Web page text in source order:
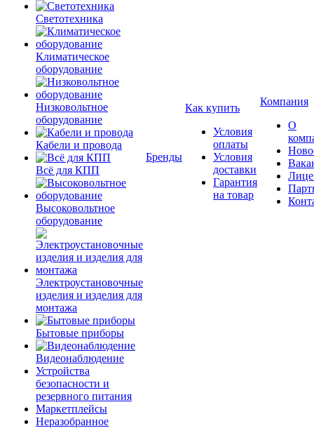
Светотехника
Климатическое
оборудование
Низковольтное
оборудование
Кабели и провода
Всё для КПП
Высоковольтное
оборудование
Электроустановочные
изделия и изделия для
монтажа
Бытовые приборы
Видеонаблюдение
Устройства
безопасности и
резервного питания
Маркетплейсы
Неразобранное
Бренды
Как купить
Условия
оплаты
Условия
доставки
Гарантия
на товар
Компания
О